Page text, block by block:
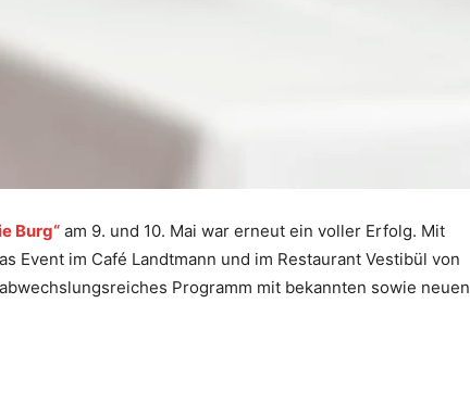
Burg“ am 9. und 10. Mai war erneut ein voller Erfolg. Mit
Event im Café Landtmann und im Restaurant Vestibül von
Programm mit bekannten sowie neuen